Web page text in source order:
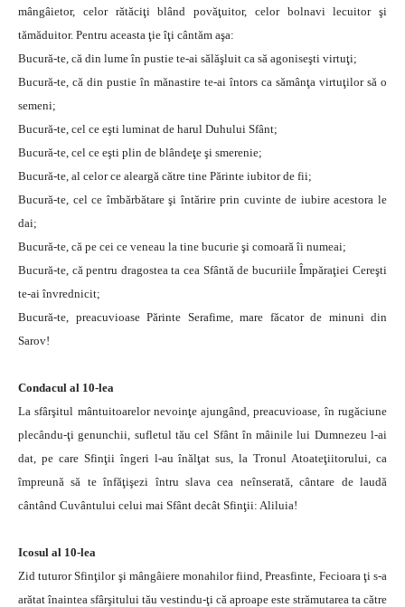
mângâietor, celor rătăciţi blând povăţuitor, celor bolnavi lecuitor şi
tămăduitor. Pentru aceasta ţie îţi cântăm aşa:
Bucură-te, că din lume în pustie te-ai sălăşluit ca să agoniseşti virtuţi;
Bucură-te, că din pustie în mănastire te-ai întors ca sămânţa virtuţilor să o
semeni;
Bucură-te, cel ce eşti luminat de harul Duhului Sfânt;
Bucură-te, cel ce eşti plin de blândeţe şi smerenie;
Bucură-te, al celor ce aleargă către tine Părinte iubitor de fii;
Bucură-te, cel ce îmbărbătare şi întărire prin cuvinte de iubire acestora le
dai;
Bucură-te, că pe cei ce veneau la tine bucurie şi comoară îi numeai;
Bucură-te, că pentru dragostea ta cea Sfântă de bucuriile Împăraţiei Cereşti
te-ai învrednicit;
Bucură-te, preacuvioase Părinte Serafime, mare făcator de minuni din
Sarov!
Condacul al 10-lea
La sfârşitul mântuitoarelor nevoinţe ajungând, preacuvioase, în rugăciune
plecându-ţi genunchii, sufletul tău cel Sfânt în mâinile lui Dumnezeu l-ai
dat, pe care Sfinţii îngeri l-au înălţat sus, la Tronul Atoateţiitorului, ca
împreună să te înfăţişezi întru slava cea neînserată, cântare de laudă
cântând Cuvântului celui mai Sfânt decât Sfinţii: Aliluia!
Icosul al 10-lea
Zid tuturor Sfinţilor şi mângâiere monahilor fiind, Preasfinte, Fecioara ţi s-a
arătat înaintea sfârşitului tău vestindu-ţi că aproape este strămutarea ta către